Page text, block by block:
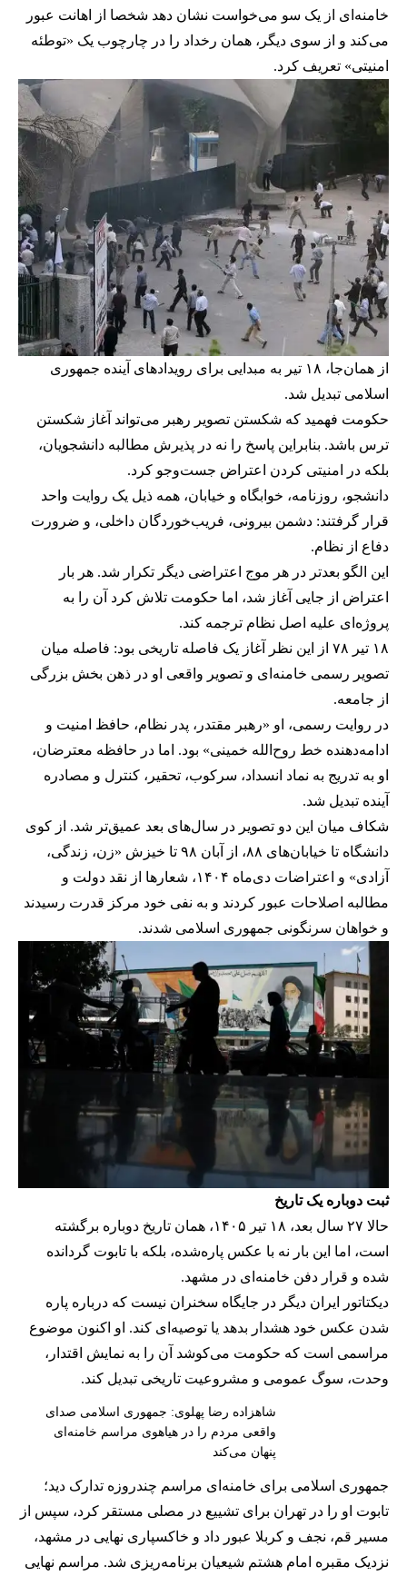
خامنه‌ای از یک سو می‌خواست نشان دهد شخصا از اهانت عبور
می‌کند و از سوی دیگر، همان رخداد را در چارچوب یک «توطئه
امنیتی» تعریف کرد.
از همان‌جا، ۱۸ تیر به مبدایی برای رویدادهای آینده جمهوری
اسلامی تبدیل شد.
حکومت فهمید که شکستن تصویر رهبر می‌تواند آغاز شکستن
ترس باشد. بنابراین پاسخ را نه در پذیرش مطالبه دانشجویان،
بلکه در امنیتی کردن اعتراض جست‌وجو کرد.
دانشجو، روزنامه، خوابگاه و خیابان، همه ذیل یک روایت واحد
قرار گرفتند: دشمن بیرونی، فریب‌خوردگان داخلی، و ضرورت
دفاع از نظام.
این الگو بعدتر در هر موج اعتراضی دیگر تکرار شد. هر بار
اعتراض از جایی آغاز شد، اما حکومت تلاش کرد آن را به
پروژه‌ای علیه اصل نظام ترجمه کند.
۱۸ تیر ۷۸ از این نظر آغاز یک فاصله تاریخی بود: فاصله میان
تصویر رسمی خامنه‌ای و تصویر واقعی او در ذهن بخش بزرگی
از جامعه.
در روایت رسمی، او «رهبر مقتدر، پدر نظام، حافظ امنیت و
ادامه‌دهنده خط روح‌الله خمینی» بود. اما در حافظه معترضان،
او به تدریج به نماد انسداد، سرکوب، تحقیر، کنترل و مصادره
آینده تبدیل شد.
شکاف میان این دو تصویر در سال‌های بعد عمیق‌تر شد. از کوی
دانشگاه تا خیابان‌های ۸۸، از آبان ۹۸ تا خیزش «زن، زندگی،
آزادی» و اعتراضات دی‌ماه ۱۴۰۴، شعارها از نقد دولت و
مطالبه اصلاحات عبور کردند و به نفی خود مرکز قدرت رسیدند
و خواهان سرنگونی جمهوری اسلامی شدند.
ثبت دوباره یک تاریخ
حالا ۲۷ سال بعد، ۱۸ تیر ۱۴۰۵، همان تاریخ دوباره برگشته
است، اما این بار نه با عکس پاره‌شده، بلکه با تابوت گردانده
شده و قرار دفن خامنه‌ای در مشهد.
دیکتاتور ایران دیگر در جایگاه سخنران نیست که درباره پاره
شدن عکس خود هشدار بدهد یا توصیه‌ای کند. او اکنون موضوع
مراسمی است که حکومت می‌کوشد آن را به نمایش اقتدار،
وحدت، سوگ عمومی و مشروعیت تاریخی تبدیل کند.
شاهزاده رضا پهلوی: جمهوری اسلامی صدای
واقعی مردم را در هیاهوی مراسم خامنه‌ای
پنهان می‌کند
جمهوری اسلامی برای خامنه‌ای مراسم چندروزه تدارک دید؛
تابوت او را در تهران برای تشییع در مصلی مستقر کرد، سپس از
مسیر قم، نجف و کربلا عبور داد و خاکسپاری نهایی در مشهد،
نزدیک مقبره امام هشتم شیعیان برنامه‌ریزی شد. مراسم نهایی